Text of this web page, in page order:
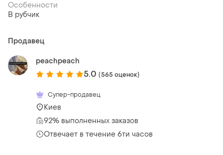
Особенности
В рубчик
Продавец
peachpeach
5.0 (565 оценок)
Супер-продавец
Киев
92% выполненных заказов
Отвечает в течение 6ти часов